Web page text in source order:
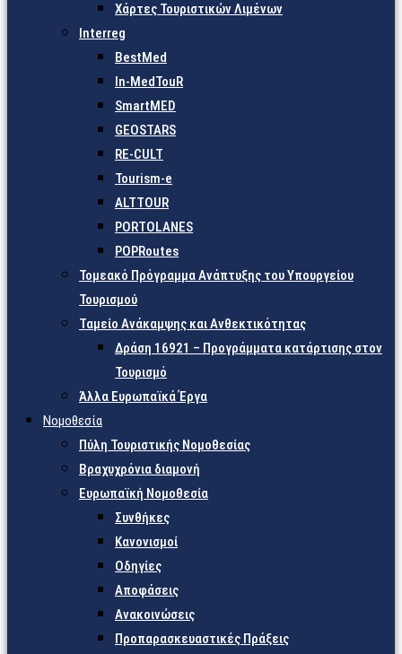
Χάρτες Τουριστικών Λιμένων
Interreg
BestMed
In-MedTouR
SmartMED
GEOSTARS
RE-CULT
Tourism-e
ALTTOUR
PORTOLANES
POPRoutes
Τομεακό Πρόγραμμα Ανάπτυξης του Υπουργείου
Τουρισμού
Ταμείο Ανάκαμψης και Ανθεκτικότητας
Δράση 16921 – Προγράμματα κατάρτισης στον
Τουρισμό
Άλλα Ευρωπαϊκά Έργα
Νομοθεσία
Πύλη Τουριστικής Νομοθεσίας
Βραχυχρόνια διαμονή
Ευρωπαϊκή Νομοθεσία
Συνθήκες
Κανονισμοί
Οδηγίες
Αποφάσεις
Ανακοινώσεις
Προπαρασκευαστικές Πράξεις